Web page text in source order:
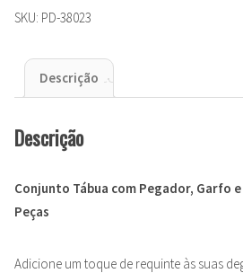
SKU: PD-38023
Descrição
Descrição
Conjunto Tábua com Pegador, Garfo e
Peças
Adicione um toque de requinte às suas